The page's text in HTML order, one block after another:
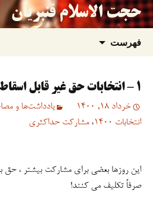
حجت الاسلام قنبریان
فهرست
نوشته‌ها
۱ – انتخابات حق غیر قابل اسقاط!
خرداد 18, 1400 یادداشت‌ها و
انتخابات 1400
، مشارکت حداکثری
این روزها بعضی برای مشارکت بیشتر ، حق
صرفاً تکلیف می کنند!